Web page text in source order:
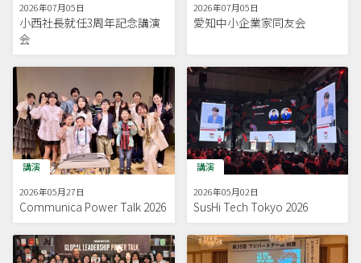
2026年07月05日
小西社長就任3周年記念講演
会
2026年07月05日
愛知中小企業家同友会
講演
2026年05月27日
Communica Power Talk 2026
講演
2026年05月02日
SusHi Tech Tokyo 2026